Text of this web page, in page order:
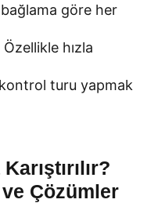
bağlama göre her
hızla
turu yapmak
Çözümler